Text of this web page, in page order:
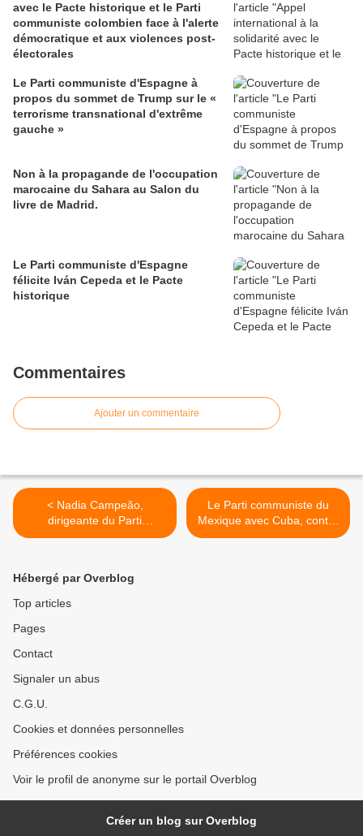
avec le Pacte historique et le Parti
communiste colombien face à l'alerte
démocratique et aux violences post-
électorales
Le Parti communiste d'Espagne à
propos du sommet de Trump sur le «
terrorisme transnational d'extrême
gauche »
Non à la propagande de l'occupation
marocaine du Sahara au Salon du
livre de Madrid.
Le Parti communiste d'Espagne
félicite Iván Cepeda et le Pacte
historique
Commentaires
Ajouter un commentaire
< Nadia Campeão,
dirigeante du Parti
communiste du Brésil
Le Parti communiste du
Mexique avec Cuba, contre
l'agression criminelle de
Hébergé par Overblog
Top articles
Pages
Contact
Signaler un abus
C.G.U.
Cookies et données personnelles
Préférences cookies
Voir le profil de anonyme sur le portail Overblog
Créer un blog sur Overblog